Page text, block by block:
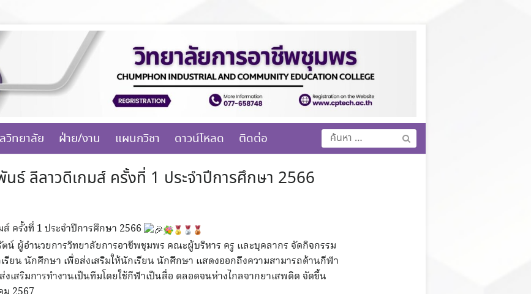
วิทยาลัย ฝ่าย/งาน แผนกวิชา ดาวน์โหลด ติดต่อ
ค้นหา
สำหรับ:
ธ์ ลีลาวดีเกมส์ ครั้งที่ 1 ประจำปีการศึกษา 2566
ครั้งที่ 1 ประจำปีการศึกษา 2566
ตน์ ผู้อำนวยการวิทยาลัยการอาชีพชุมพร คณะผู้บริหาร ครู และบุคลากร จัดกิจกรรม
ยน นักศึกษา เพื่อส่งเสริมให้นักเรียน นักศึกษา แสดงออกถึงความสามารถด้านกีฬา
เสริมการทำงานเป็นทีมโดยใช้กีฬาเป็นสื่อ ตลอดจนห่างไกลจากยาเสพติด จัดขึ้น